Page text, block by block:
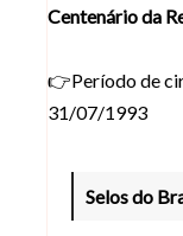
Centenário da
👉Período de
31/07/1993
Selos do